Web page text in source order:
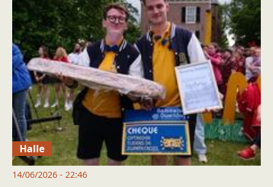
Halle
14/06/2026 - 22:46